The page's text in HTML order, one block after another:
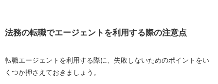
法務の転職でエージェントを利用する際の注意点
転職エージェントを利用する際に、失敗しないためのポイントをい
くつか押さえておきましょう。